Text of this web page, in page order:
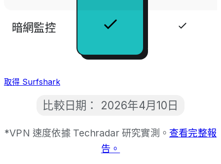
暗網監控
取得 Surfshark
比較日期： 2026年4月10日
*VPN 速度依據 Techradar 研究實測。 查看完整報
告。